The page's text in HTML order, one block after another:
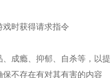
时获得请求指令
瘾、抑郁、自杀等，以
不存在有对其有害的内容